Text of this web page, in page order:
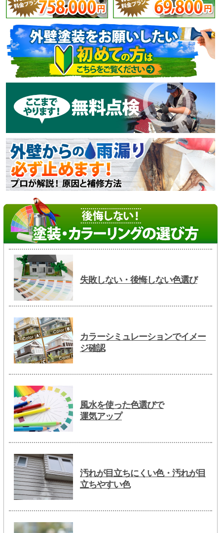
失敗しない・後悔しない色選び
カラーシミュレーションでイメー
ジ確認
風水を使った色選びで
運気アップ
汚れが目立ちにくい色・汚れが目
立ちやすい色